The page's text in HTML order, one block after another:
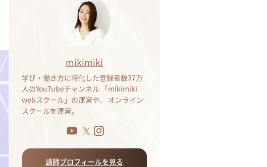
mikimiki
学び・働き方に特化した登録者数37万
人のYouTubeチャンネル 「mikimiki
webスクール」の運営や、 オンライン
スクールを運営。
講師プロフィールを見る